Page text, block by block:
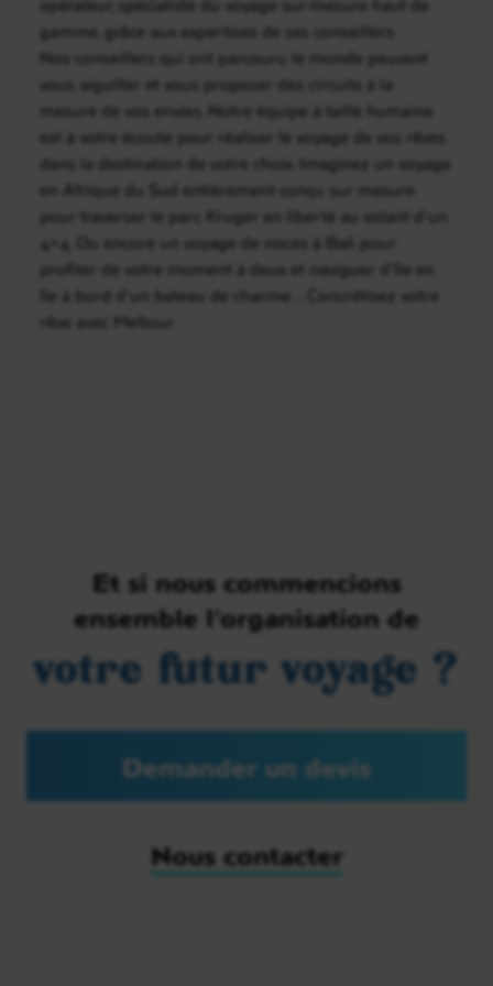
gamme, grâce aux expertises de ses conseillers.
Nos conseillers qui ont parcouru le monde peuvent
vous aiguiller et vous proposer des circuits à la
mesure de vos envies. Notre équipe à taille humaine
est à votre écoute pour réaliser le voyage de vos rêves
dans la destination de votre choix. Imaginez un voyage
en Afrique du Sud entièrement conçu sur mesure
pour traverser le parc Kruger en liberté au volant d’un
4×4. Ou encore un voyage de noces à Bali pour
profiter de votre moment à deux et naviguer d’île en
île à bord d’un bateau de charme… Concrétisez votre
rêve avec Meltour.
Et si nous commencions
ensemble l’organisation de
votre futur voyage ?
Demander un devis
Nous contacter